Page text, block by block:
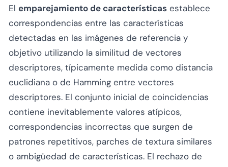
El emparejamiento de características establece
correspondencias entre las características
detectadas en las imágenes de referencia y
objetivo utilizando la similitud de vectores
descriptores, típicamente medida como distancia
euclidiana o de Hamming entre vectores
descriptores. El conjunto inicial de coincidencias
contiene inevitablemente valores atípicos,
correspondencias incorrectas que surgen de
patrones repetitivos, parches de textura similares
o ambigüedad de características. El rechazo de